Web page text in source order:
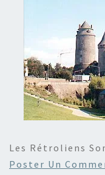
Les Rétroliens
Poster Un